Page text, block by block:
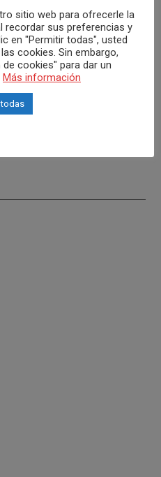
tus amigos:
Pi
nt
er
t
W
A
p
C
ar
sitio web para ofrecerle la
recordar sus preferencias y
en "Permitir todas", usted
cookies. Sin embargo,
cookies" para dar un
Más información
todas